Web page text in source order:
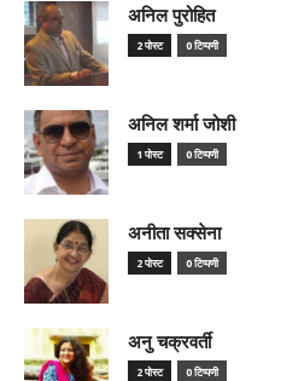
अनिल पुरोहित
2 पोस्ट 0 टिप्पणी
अनिल शर्मा जोशी
1 पोस्ट 0 टिप्पणी
अनीता सक्सेना
2 पोस्ट 0 टिप्पणी
अनु चक्रवर्ती
2 पोस्ट 0 टिप्पणी